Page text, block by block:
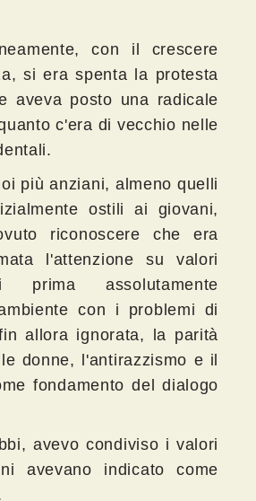
con il crescere
si era spenta la protesta
aveva posto una radicale
c'era di vecchio nelle
più anziani, almeno quelli
ostili ai giovani,
riconoscere che era
l'attenzione su valori
prima assolutamente
con i problemi di
allora ignorata, la parità
donne, l'antirazzismo e il
fondamento del dialogo
avevo condiviso i valori
avevano indicato come